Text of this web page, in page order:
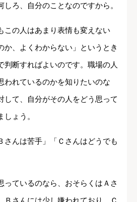
しろ、自分のことなのですから。
この人はあまり表情も変えない
か、よくわからない」というとき
判断すればよいのです。職場の人
われているのかを知りたいのな
して、自分がその人をどう思って
ょう。
さんは苦手」「Ｃさんはどうでも
っているのなら、おそらくはＡさ
Ｂさんには少し嫌われており、Ｃ